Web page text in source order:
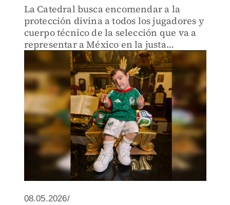
La Catedral busca encomendar a la
protección divina a todos los jugadores y
cuerpo técnico de la selección que va a
representar a México en la justa
deportiva de este año.
08.05.2026/